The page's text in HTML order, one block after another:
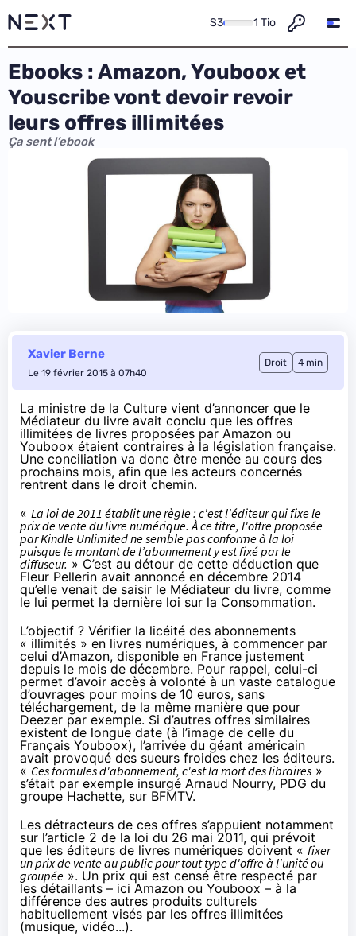
S3 1 Tio
Ebooks : Amazon, Youboox et
Youscribe vont devoir revoir
leurs offres illimitées
Ça sent l’ebook
Xavier Berne
Le 19 février 2015 à 07h40
Droit 4 min
La ministre de la Culture vient d’annoncer que le
Médiateur du livre avait conclu que les offres
illimitées de livres proposées par Amazon ou
Youboox étaient contraires à la législation française.
Une conciliation va donc être menée au cours des
prochains mois, afin que les acteurs concernés
rentrent dans le droit chemin.
« La loi de 2011 établit une règle : c'est l'éditeur qui fixe le
prix de vente du livre numérique. À ce titre, l'offre proposée
par Kindle Unlimited ne semble pas conforme à la loi
puisque le montant de l’abonnement y est fixé par le
diffuseur. » C’est au détour de cette déduction que
Fleur Pellerin avait annoncé en décembre 2014
qu’elle venait de saisir le Médiateur du livre, comme
le lui permet la dernière loi sur la Consommation.
L’objectif ? Vérifier la licéité des abonnements
« illimités » en livres numériques, à commencer par
celui d’Amazon, disponible en France justement
depuis le mois de décembre. Pour rappel, celui-ci
permet d’avoir accès à volonté à un vaste catalogue
d’ouvrages pour moins de 10 euros, sans
téléchargement, de la même manière que pour
Deezer par exemple. Si d’autres offres similaires
existent de longue date (à l’image de celle du
Français Youboox), l’arrivée du géant américain
avait provoqué des sueurs froides chez les éditeurs.
« Ces formules d'abonnement, c'est la mort des libraires »
s’était par exemple insurgé Arnaud Nourry, PDG du
groupe Hachette, sur BFMTV.
Les détracteurs de ces offres s’appuient notamment
sur l’article 2 de la loi du 26 mai 2011, qui prévoit
que les éditeurs de livres numériques doivent « fixer
un prix de vente au public pour tout type d'offre à l'unité ou
groupée ». Un prix qui est censé être respecté par
les détaillants – ici Amazon ou Youboox – à la
différence des autres produits culturels
habituellement visés par les offres illimitées
(musique, vidéo...).